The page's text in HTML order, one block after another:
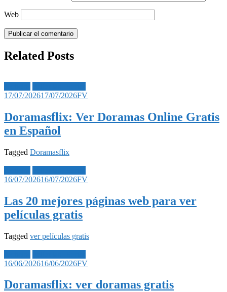
Web
Related Posts
17/07/202617/07/2026FV
Doramasflix: Ver Doramas Online Gratis
en Español
Tagged Doramasflix
16/07/202616/07/2026FV
Las 20 mejores páginas web para ver
películas gratis
Tagged ver películas gratis
16/06/202616/06/2026FV
Doramasflix: ver doramas gratis